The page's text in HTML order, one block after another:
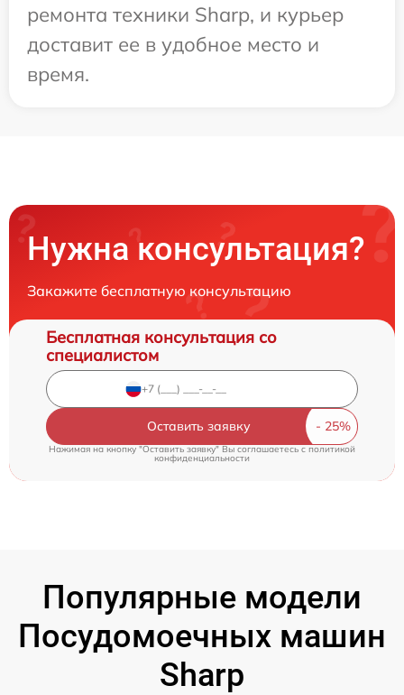
ремонта техники Sharp, и курьер
доставит ее в удобное место и
время.
Нужна консультация?
Закажите бесплатную консультацию
Бесплатная консультация со
специалистом
Оставить заявку
Нажимая на кнопку "Оставить заявку" Вы соглашаетесь cполитикой
конфиденциальности
Популярные модели
Посудомоечных машин
Sharp